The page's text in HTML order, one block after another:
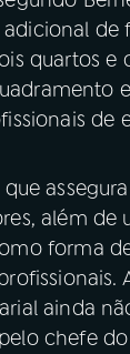
de
quartos e
de
que
além de
forma
ainda
chefe